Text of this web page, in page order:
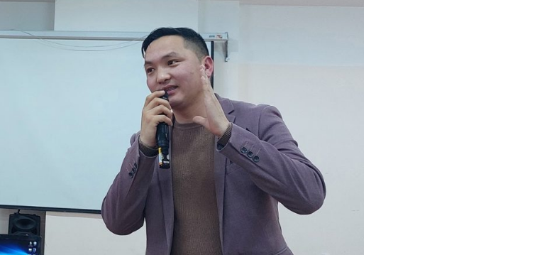
Кампанит ажил
Хэрэгжүүлсэн төслүүд